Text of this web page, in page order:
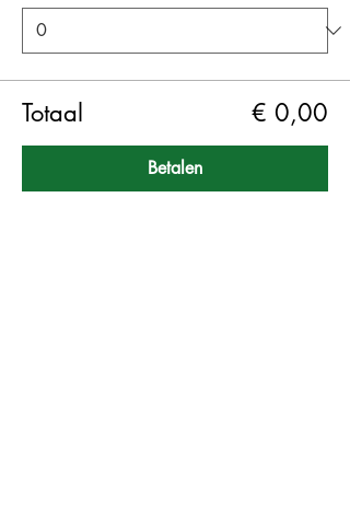
Totaal € 0,00
Betalen